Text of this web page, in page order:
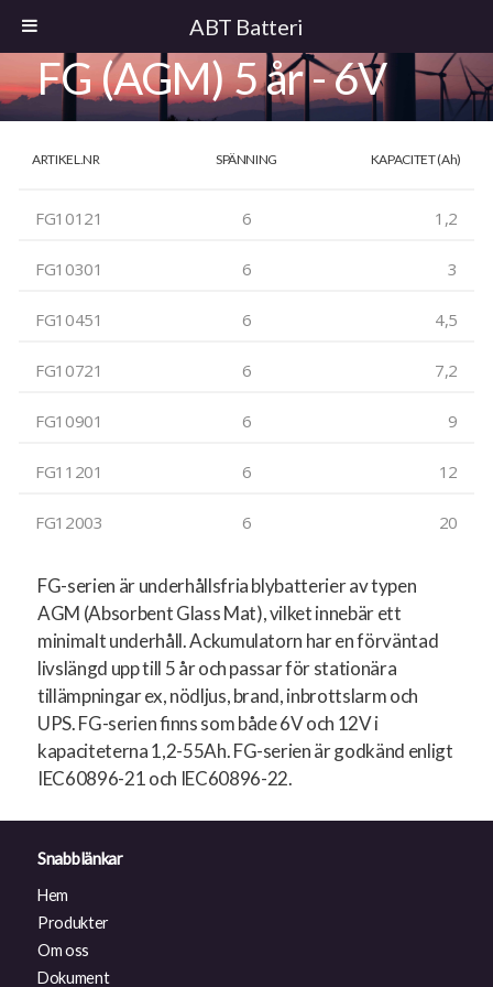
FG (AGM) 5 år - 6V
ARTIKEL.NR SPÄNNING KAPACITET (Ah)
FG10121 6 1,2
FG10301 6 3
FG10451 6 4,5
FG10721 6 7,2
FG10901 6 9
FG11201 6 12
FG12003 6 20
FG-serien är underhållsfria blybatterier av typen
AGM (Absorbent Glass Mat), vilket innebär ett
minimalt underhåll. Ackumulatorn har en förväntad
livslängd upp till 5 år och passar för stationära
tillämpningar ex, nödljus, brand, inbrottslarm och
UPS. FG-serien finns som både 6V och 12V i
kapaciteterna 1,2-55Ah. FG-serien är godkänd enligt
IEC60896-21 och IEC60896-22.
Snabblänkar
Hem
Produkter
Om oss
Dokument
ABT Batteri